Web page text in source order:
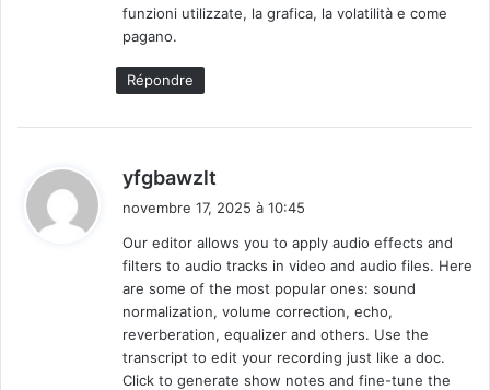
funzioni utilizzate, la grafica, la volatilità e come
pagano.
Répondre
yfgbawzlt
:
novembre 17, 2025 à 10:45
Our editor allows you to apply audio effects and
filters to audio tracks in video and audio files. Here
are some of the most popular ones: sound
normalization, volume correction, echo,
reverberation, equalizer and others. Use the
transcript to edit your recording just like a doc.
Click to generate show notes and fine-tune the